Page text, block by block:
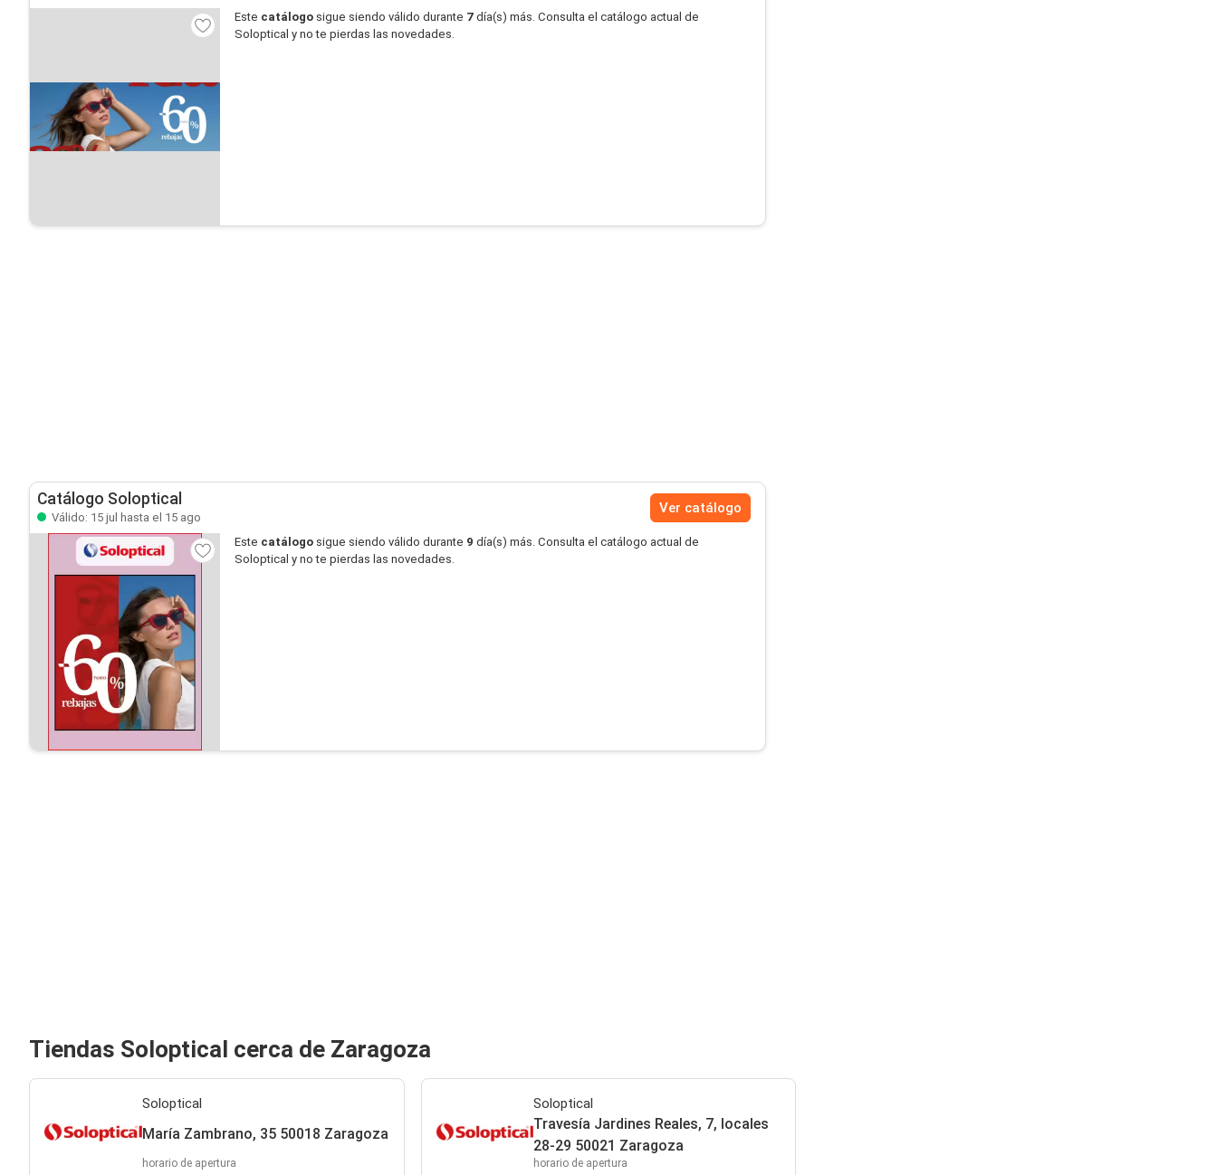
Este catálogo sigue siendo válido durante 7 día(s) más. Consulta el catálogo actual de
Soloptical y no te pierdas las novedades.
Catálogo Soloptical
Válido: 15 jul hasta el 15 ago
Ver catálogo
Este catálogo sigue siendo válido durante 9 día(s) más. Consulta el catálogo actual de
Soloptical y no te pierdas las novedades.
Tiendas Soloptical cerca de Zaragoza
Soloptical
María Zambrano, 35 50018 Zaragoza
horario de apertura
Soloptical
Travesía Jardines Reales, 7, locales
28-29 50021 Zaragoza
horario de apertura